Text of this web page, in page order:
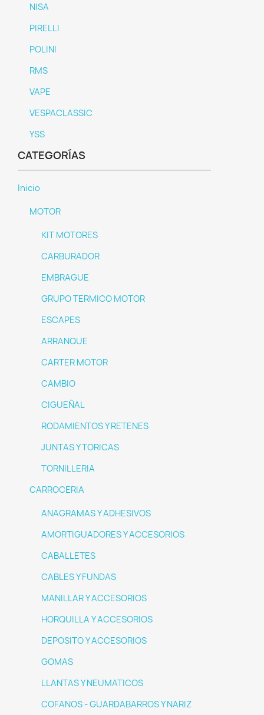
NISA
PIRELLI
POLINI
RMS
VAPE
VESPACLASSIC
YSS
CATEGORÍAS
Inicio
MOTOR
KIT MOTORES
CARBURADOR
EMBRAGUE
GRUPO TERMICO MOTOR
ESCAPES
ARRANQUE
CARTER MOTOR
CAMBIO
CIGUEÑAL
RODAMIENTOS Y RETENES
JUNTAS Y TORICAS
TORNILLERIA
CARROCERIA
ANAGRAMAS Y ADHESIVOS
AMORTIGUADORES Y ACCESORIOS
CABALLETES
CABLES Y FUNDAS
MANILLAR Y ACCESORIOS
HORQUILLA Y ACCESORIOS
DEPOSITO Y ACCESORIOS
GOMAS
LLANTAS Y NEUMATICOS
COFANOS - GUARDABARROS Y NARIZ